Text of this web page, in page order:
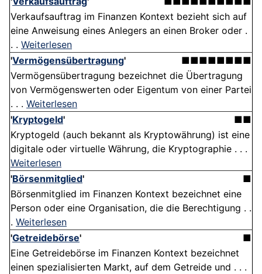
Verkaufsauftrag im Finanzen Kontext bezieht sich auf
eine Anweisung eines Anlegers an einen Broker oder .
. . Weiterlesen
'Vermögensübertragung'
■■■■■■■■
Vermögensübertragung bezeichnet die Übertragung
von Vermögenswerten oder Eigentum von einer Partei
. . . Weiterlesen
'Kryptogeld'
■■
Kryptogeld (auch bekannt als Kryptowährung) ist eine
digitale oder virtuelle Währung, die Kryptographie . . .
Weiterlesen
'Börsenmitglied'
■
Börsenmitglied im Finanzen Kontext bezeichnet eine
Person oder eine Organisation, die die Berechtigung . .
. Weiterlesen
'Getreidebörse'
■
Eine Getreidebörse im Finanzen Kontext bezeichnet
einen spezialisierten Markt, auf dem Getreide und . . .